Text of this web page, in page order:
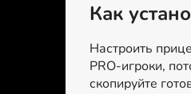
Как
Настроить
PRO-игроки,
скопируйте